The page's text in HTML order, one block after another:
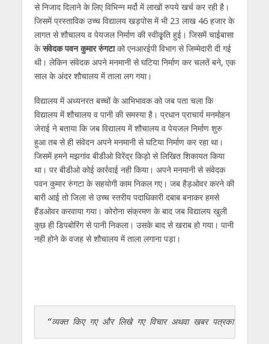
से निजाद दिलाने के लिए विभिन्न मर्दो में लाखों रुपये खर्च कर रही है।
जिसमें प्रस्ताविक उच्च विद्यालय खड़पोस में भी 23 लाख 46 हजार के
लागत से शौचालय व पेयजल निर्माण की स्वीकृृृति हुई। जिसमें चाईबासा
केसंवेदक पवन कुमार रुंगटाको एनआरईपी विभाग से जिम्मेदारी दी गई
थी। लेकिन संवेदक अपने मनमानी से घटिया निर्माण कर चलतें बने, एक
साल के अंदर शौचालय में ताला लग गया।
विद्यालय में अध्यनरत बच्चों के आभिभावक को जब पता चला कि
विद्यालय में शौचालय व पानी की समस्या है। प्रधान प्राचार्य मनमोहन
जेराई ने बताया कि जब विद्यालय में शौचालय व पेयजल निर्माण शुरु
हुआ तब से ही संवेदन अपने मनमानी से घटिया निर्माण कर रहा था।
जिसमें हमने मझगांव बीडीओ विरेंद्र किड़ो से लिखित शिकायत किया
था। पर बीडीओ कोई कार्रवाई नही किया। अपने मनमानी से संवेदक
पवन कुमार रुंगटा के सहयोगी काम निकल गए। जब हैड़ओवर करने की
बारी आई तो जिला से उच्च स्तरीय पदाधिकारी दबाब बनाकर हमसे
हैंडओवर करवाया गया। कोरोना संक्रमण के बाद जब विद्यालय खुली
कुछ ही डिपबोरिंग से पानी निकला। उसके बाद से खराब हो गया। पानी
नही होने के वजह से शौचालय में ताला लगाना पड़ा।
“व्यक्त किए गए और लिखे गए विचार अथवा खबर पत्रकार के